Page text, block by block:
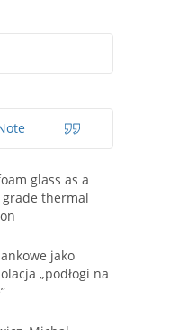
glass as a
thermal
jako
„podłogi na